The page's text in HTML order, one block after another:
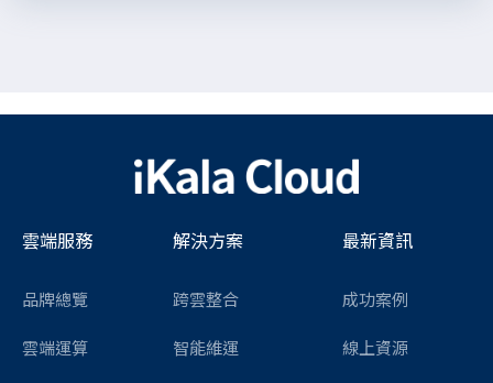
雲端服務
品牌總覽
雲端運算
解決方案
跨雲整合
智能維運
最新資訊
成功案例
線上資源